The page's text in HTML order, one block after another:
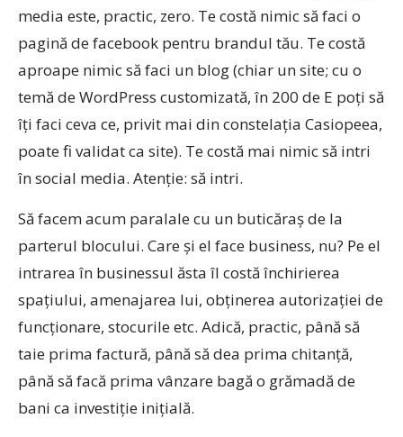
media este, practic, zero. Te costă nimic să faci o
pagină de facebook pentru brandul tău. Te costă
aproape nimic să faci un blog (chiar un site; cu o
temă de WordPress customizată, în 200 de E poți să
îți faci ceva ce, privit mai din constelația Casiopeea,
poate fi validat ca site). Te costă mai nimic să intri
în social media. Atenție: să intri.
Să facem acum paralale cu un buticăraș de la
parterul blocului. Care și el face business, nu? Pe el
intrarea în businessul ăsta îl costă închirierea
spațiului, amenajarea lui, obținerea autorizației de
funcționare, stocurile etc. Adică, practic, până să
taie prima factură, până să dea prima chitanță,
până să facă prima vânzare bagă o grămadă de
bani ca investiție inițială.